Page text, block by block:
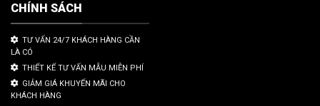
CHÍNH SÁCH
TƯ VẤN 24/7 KHÁCH HÀNG CẦN
LÀ CÓ
THIẾT KẾ TƯ VẤN MẪU MIỄN PHÍ
GIẢM GIÁ KHUYẾN MÃI CHO
KHÁCH HÀNG